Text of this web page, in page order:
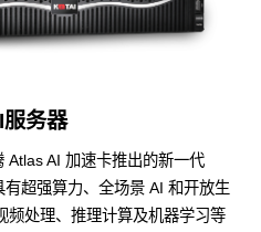
务器
Atlas AI 加速卡推出的新一代
超强算力、全场景 AI 和开放生
频处理、推理计算及机器学习等